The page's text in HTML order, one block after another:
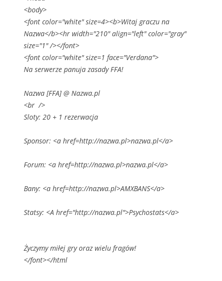
<body>
<font color="white" size=4><b>Witaj graczu na
Nazwa</b><hr width="210" align="left" color="gray"
size="1" /></font>
<font color="white" size=1 face="Verdana">
Na serwerze panuja zasady FFA!
Nazwa [FFA] @ Nazwa.pl
<br />
Sloty: 20 + 1 rezerwacja
Sponsor: <a href=http://nazwa.pl>nazwa.pl</a>
Forum: <a href=http://nazwa.pl>nazwa.pl</a>
Bany: <a href=http://nazwa.pl>AMXBANS</a>
Statsy: <A href="http://nazwa.pl">Psychostats</a>
Życzymy miłej gry oraz wielu fragów!
</font></html